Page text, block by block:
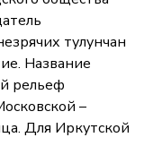
тулунчан
Название
рельеф
–
Для Иркутской